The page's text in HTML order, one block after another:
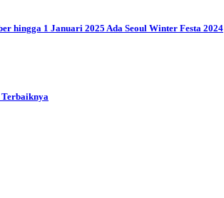
hingga 1 Januari 2025 Ada Seoul Winter Festa 2024